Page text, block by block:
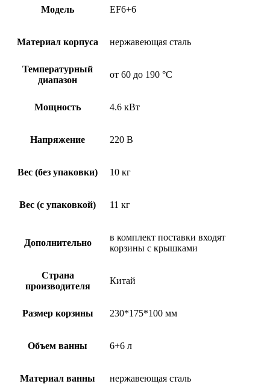
Модель EF6+6
Материал корпуса нержавеющая сталь
Температурный
диапазон
от 60 до 190 °С
Мощность 4.6 кВт
Напряжение 220 В
Вес (без упаковки) 10 кг
Вес (с упаковкой) 11 кг
Дополнительно
в комплект поставки входят
корзины с крышками
Страна
производителя
Китай
Размер корзины 230*175*100 мм
Объем ванны 6+6 л
Материал ванны нержавеющая сталь